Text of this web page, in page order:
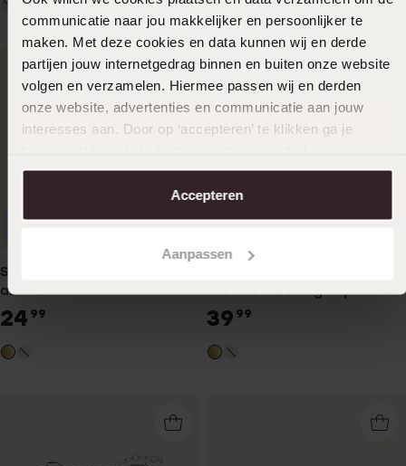
communicatie naar jou makkelijker en persoonlijker te
maken. Met deze cookies en data kunnen wij en derde
partijen jouw internetgedrag binnen en buiten onze website
volgen en verzamelen. Hiermee passen wij en derden
onze website, advertenties en communicatie aan jouw
interesses aan. Door op ‘accepteren’ te klikken ga je
aanpassen. Lees er meer over in onscookiebeleid.
Accepteren
Aanpassen
Stainless steel goldplated
armband met
gourmetschakel
24 99
steel 18 karaat goldplated
ketting voor dames
39 99